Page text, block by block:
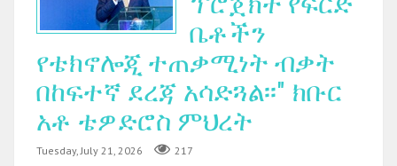
ቤቶችን
የቴክኖሎጂ ተጠቃሚነት ብቃት
በከፍተኛ ደረጃ አሳድጓል፡፡" ክቡር
አቶ ቴዎድሮስ ምህረት
Tuesday, July 21, 2026 217